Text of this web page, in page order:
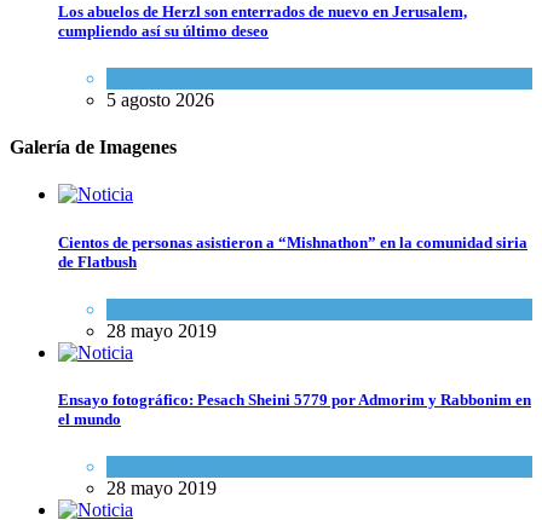
Los abuelos de Herzl son enterrados de nuevo en Jerusalem,
cumpliendo así su último deseo
5 agosto 2026
Galería de Imagenes
Cientos de personas asistieron a “Mishnathon” en la comunidad siria
de Flatbush
28 mayo 2019
Ensayo fotográfico: Pesach Sheini 5779 por Admorim y Rabbonim en
el mundo
28 mayo 2019